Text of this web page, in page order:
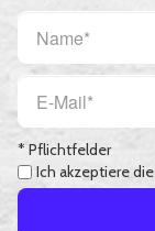
* Pflichtfelder
Ich akzeptiere die